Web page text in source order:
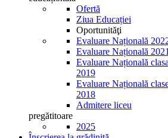
Ofertă
Ziua Educației
Oportunităţi
Evaluare Națională
Evaluare Națională 2021
Evaluare Națională
2019
Evaluare Națională
2018
Admitere liceu
pregătitoare
2025